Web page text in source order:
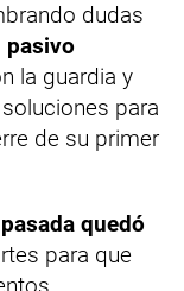
dudas
pasivo
la guardia y
para
de su primer
quedó
para que